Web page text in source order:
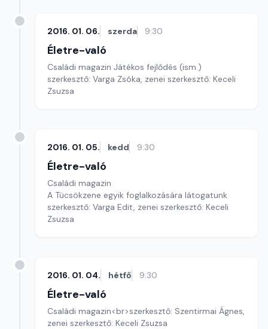
2016. 01. 06. szerda 9:30
Életre-való
Családi magazin Játékos fejlődés (ism.)
szerkesztő: Varga Zsóka, zenei szerkesztő: Keceli
Zsuzsa
2016. 01. 05. kedd 9:30
Életre-való
Családi magazin
A Tücsökzene egyik foglalkozására látogatunk
szerkesztő: Varga Edit, zenei szerkesztő: Keceli
Zsuzsa
2016. 01. 04. hétfő 9:30
Életre-való
Családi magazin<br>szerkesztő: Szentirmai Ágnes,
zenei szerkesztő: Keceli Zsuzsa